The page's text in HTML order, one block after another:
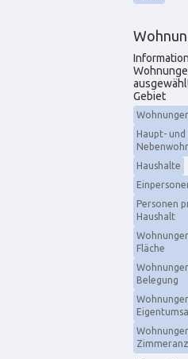
Gebiet
Haupt- und
Haushalte
Personen
Haushalt
Fläche
Belegung